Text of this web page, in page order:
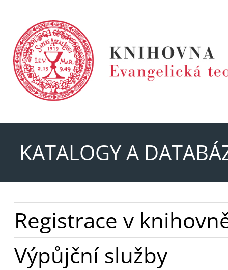
KATALOGY A
Registrace v
Výpůjční služby